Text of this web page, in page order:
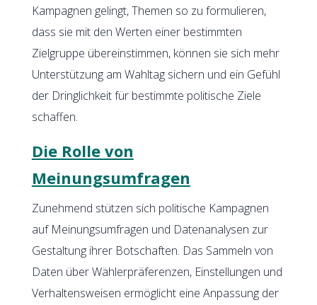
Kampagnen gelingt, Themen so zu formulieren,
dass sie mit den Werten einer bestimmten
Zielgruppe übereinstimmen, können sie sich mehr
Unterstützung am Wahltag sichern und ein Gefühl
der Dringlichkeit für bestimmte politische Ziele
schaffen.
Die Rolle von
Meinungsumfragen
Zunehmend stützen sich politische Kampagnen
auf Meinungsumfragen und Datenanalysen zur
Gestaltung ihrer Botschaften. Das Sammeln von
Daten über Wählerpräferenzen, Einstellungen und
Verhaltensweisen ermöglicht eine Anpassung der